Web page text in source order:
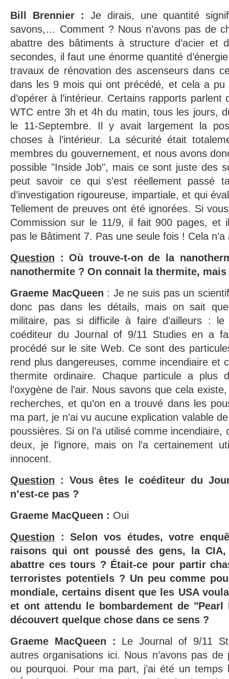
Bill Brennier : Je dirais, une quantité
savons,… Comment ? Nous n’avons pas de
abattre des bâtiments à structure d’acier et
secondes, il faut une énorme quantité
travaux de rénovation des ascenseurs dans
dans les 9 mois qui ont précédé, et cela a pu
d’opérer à l’intérieur. Certains rapports
WTC entre 3h et 4h du matin, tous les jours,
le 11-Septembre. Il y avait largement la
choses à l’intérieur. La sécurité était
membres du gouvernement, et nous avons
possible "Inside Job", mais ce sont juste des
peut savoir ce qui s’est réellement passé
d’investigation rigoureuse, impartiale, et qui
Tellement de preuves ont été ignorées. Si
Commission sur le 11/9, il fait 900 pages, et
pas le Bâtiment 7. Pas une seule fois ! Cela
Question : Où trouve-t-on de la
nanothermite ? On connait la thermite,
Graeme MacQueen : Je ne suis pas un
donc pas dans les détails, mais on sait que
militaire, pas si difficile à faire d’ailleurs : le
coéditeur du Journal of 9/11 Studies en a
procédé sur le site Web. Ce sont des
rend plus dangereuses, comme incendiaire et
thermite ordinaire. Chaque particule a plus
l’oxygène de l’air. Nous savons que cela
recherches, et qu’on en a trouvé dans les
ma part, je n’ai vu aucune explication valable
poussières. Si on l’a utilisé comme
deux, je l’ignore, mais on l’a certainement
innocent.
Question : Vous êtes le coéditeur du
n’est-ce pas ?
Graeme MacQueen : Oui
Question : Selon vos études, votre
raisons qui ont poussé des gens, la
abattre ces tours ? Était-ce pour partir
terroristes potentiels ? Un peu comme
mondiale, certains disent que les USA
et ont attendu le bombardement de "Pearl
découvert quelque chose dans ce sens ?
Graeme MacQueen : Le Journal of 9/11
autres organisations ici. Nous n’avons pas de
ou pourquoi. Pour ma part, j’ai été un temps